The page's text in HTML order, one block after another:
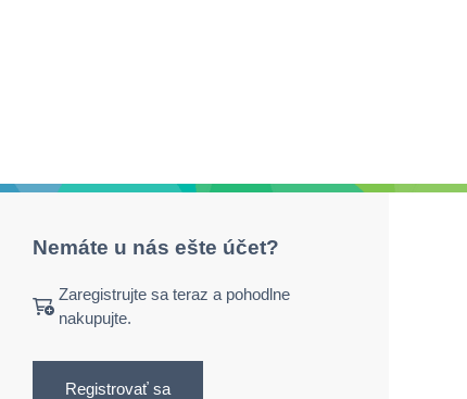
Nemáte u nás ešte účet?
Zaregistrujte sa teraz a pohodlne
nakupujte.
Registrovať sa